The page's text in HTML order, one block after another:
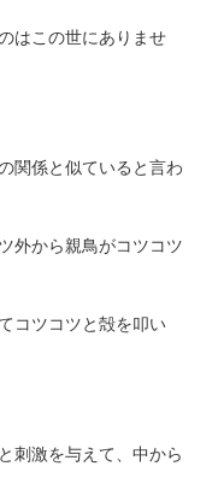
はこの世にありませ
関係と似ていると言わ
外から親鳥がコツコツ
コツコツと殻を叩い
刺激を与えて、中から